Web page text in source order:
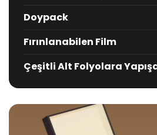
Doypack
Fırınlanabilen Film
Çeşitli Alt Folyolara